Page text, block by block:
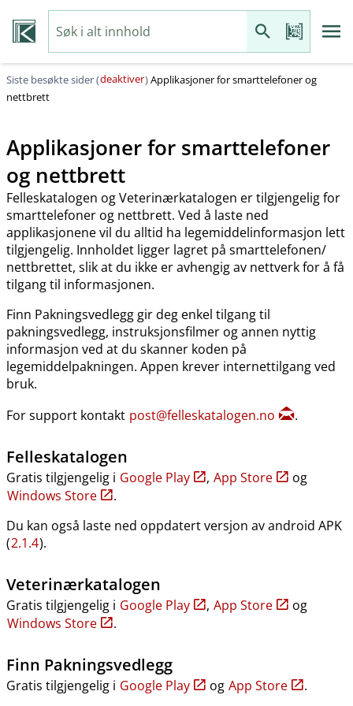
Siste besøkte sider (deaktiver)Applikasjoner for smarttelefoner og
nettbrett
Applikasjoner for smarttelefoner
og nettbrett
Felleskatalogen og Veterinærkatalogen er tilgjengelig for
smarttelefoner og nettbrett. Ved å laste ned
applikasjonene vil du alltid ha legemiddelinformasjon lett
tilgjengelig. Innholdet ligger lagret på smarttelefonen​/​
nettbrettet, slik at du ikke er avhengig av nettverk for å få
tilgang til informasjonen.
Finn Pakningsvedlegg gir deg enkel tilgang til
pakningsvedlegg, instruksjonsfilmer og annen nyttig
informasjon ved at du skanner koden på
legemiddelpakningen. Appen krever internettilgang ved
bruk.
For support kontakt post@felleskatalogen.no .
Felleskatalogen
Gratis tilgjengelig i Google Play , App Store
og
Windows Store
.
Du kan også laste ned oppdatert versjon av android APK
(2.1.4).
Veterinærkatalogen
Gratis tilgjengelig i Google Play , App Store
og
Windows Store
.
Finn Pakningsvedlegg
Gratis tilgjengelig i Google Play og App Store .